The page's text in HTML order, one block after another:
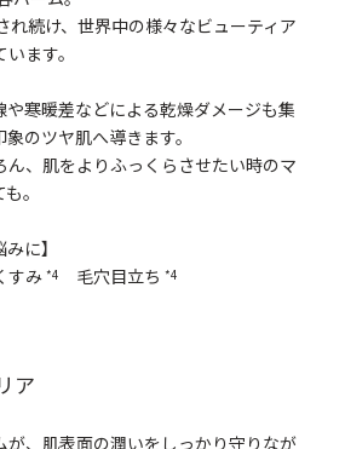
れ続け、世界中の様々なビューティア
ます。
や寒暖差などによる乾燥ダメージも集
のツヤ肌へ導きます。
ん、肌をよりふっくらさせたい時のマ
。
に】
すみ*4 毛穴目立ち*4
ア
が、肌表面の潤いをしっかり守りなが